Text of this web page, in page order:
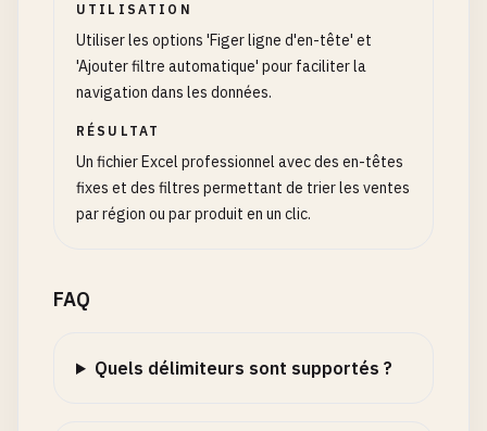
UTILISATION
Utiliser les options 'Figer ligne d'en-tête' et
'Ajouter filtre automatique' pour faciliter la
navigation dans les données.
RÉSULTAT
Un fichier Excel professionnel avec des en-têtes
fixes et des filtres permettant de trier les ventes
par région ou par produit en un clic.
FAQ
Quels délimiteurs sont supportés ?